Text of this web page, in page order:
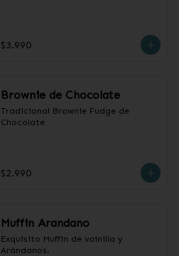
$3.990
Brownie de Chocolate
Tradicional Brownie Fudge de
Chocolate
$2.990
Muffin Arandano
Exquisito Muffin de vainilla y
Arándanos.